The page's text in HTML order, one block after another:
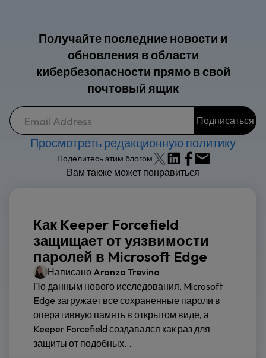
Получайте последние новости и
обновления в области
кибербезопасности прямо в свой
почтовый ящик
Просмотреть редакционную политику
Поделитесь этим блогом
Вам также может понравиться
Как Keeper Forcefield
защищает от уязвимости
паролей в Microsoft Edge
Написано Aranza Trevino
По данным нового исследования, Microsoft
Edge загружает все сохраненные пароли в
оперативную память в открытом виде, а
Keeper Forcefield создавался как раз для
защиты от подобных...